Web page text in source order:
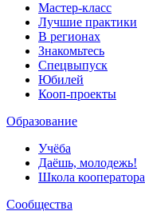
Мастер-класс
Лучшие практики
В регионах
Знакомьтесь
Спецвыпуск
Юбилей
Кооп-проекты
Образование
Учёба
Даёшь, молодежь!
Школа кооператора
Сообщества